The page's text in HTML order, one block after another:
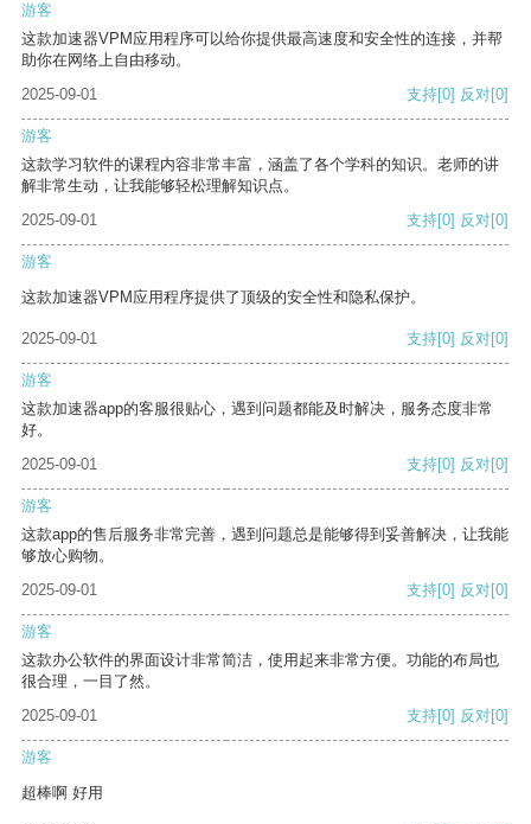
游客
这款加速器VPM应用程序可以给你提供最高速度和安全性的连接，并帮
助你在网络上自由移动。
2025-09-01
支持[0] 反对[0]
游客
这款学习软件的课程内容非常丰富，涵盖了各个学科的知识。老师的讲
解非常生动，让我能够轻松理解知识点。
2025-09-01
支持[0] 反对[0]
游客
这款加速器VPM应用程序提供了顶级的安全性和隐私保护。
2025-09-01 支持[0] 反对[0]
游客
这款加速器app的客服很贴心，遇到问题都能及时解决，服务态度非常
好。
2025-09-01
支持[0] 反对[0]
游客
这款app的售后服务非常完善，遇到问题总是能够得到妥善解决，让我能
够放心购物。
2025-09-01
支持[0] 反对[0]
游客
这款办公软件的界面设计非常简洁，使用起来非常方便。功能的布局也
很合理，一目了然。
2025-09-01
支持[0] 反对[0]
游客
超棒啊 好用